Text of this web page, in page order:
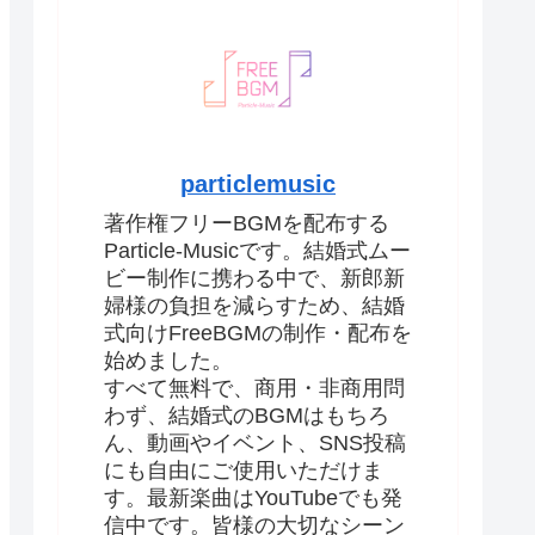
particlemusic
著作権フリーBGMを配布する
Particle-Musicです。結婚式ムー
ビー制作に携わる中で、新郎新
婦様の負担を減らすため、結婚
式向けFreeBGMの制作・配布を
始めました。
すべて無料で、商用・非商用問
わず、結婚式のBGMはもちろ
ん、動画やイベント、SNS投稿
にも自由にご使用いただけま
す。最新楽曲はYouTubeでも発
信中です。皆様の大切なシーン